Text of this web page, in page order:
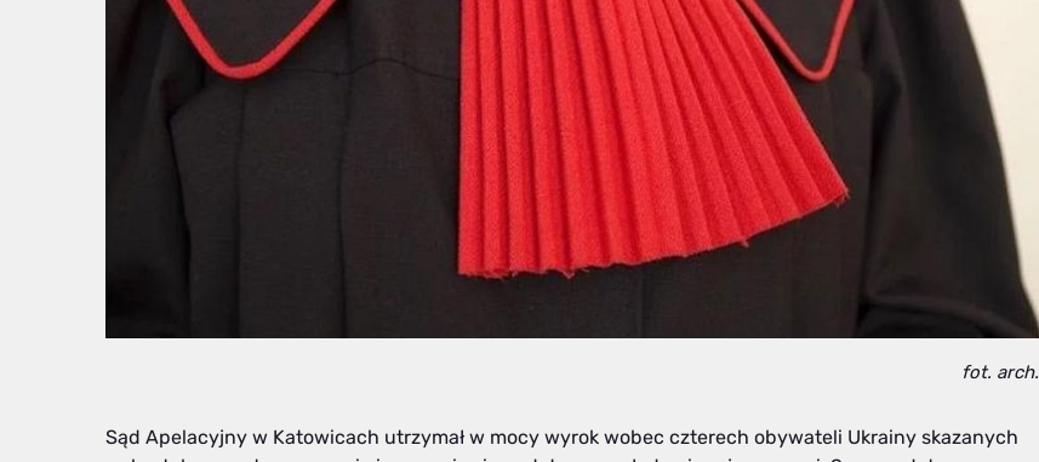
fot. arch.
Sąd Apelacyjny w Katowicach utrzymał w mocy wyrok wobec czterech obywateli Ukrainy skazanych